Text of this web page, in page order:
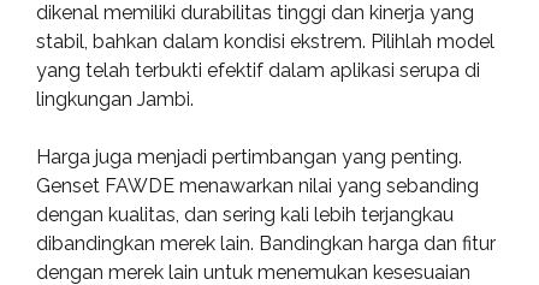
dikenal memiliki durabilitas tinggi dan kinerja yang
stabil, bahkan dalam kondisi ekstrem. Pilihlah model
yang telah terbukti efektif dalam aplikasi serupa di
lingkungan Jambi.
Harga juga menjadi pertimbangan yang penting.
Genset FAWDE menawarkan nilai yang sebanding
dengan kualitas, dan sering kali lebih terjangkau
dibandingkan merek lain. Bandingkan harga dan fitur
dengan merek lain untuk menemukan kesesuaian